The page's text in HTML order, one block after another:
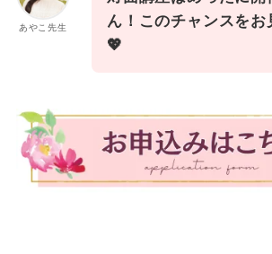
あやこ先生
ん！このチャンスをお
💖